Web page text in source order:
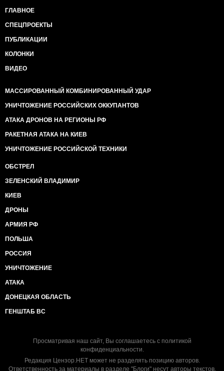
ГЛАВНОЕ
СПЕЦПРОЕКТЫ
ПУБЛИКАЦИИ
КОЛОНКИ
ВИДЕО
МАССИРОВАННЫЙ КОМБИНИРОВАННЫЙ УДАР
УНИЧТОЖЕНИЕ РОССИЙСКИХ ОККУПАНТОВ
АТАКА ДРОНОВ НА РЕГИОНЫ РФ
РАКЕТНАЯ АТАКА НА КИЕВ
УНИЧТОЖЕНИЕ РОССИЙСКОЙ ТЕХНИКИ
ОБСТРЕЛ
ЗЕЛЕНСКИЙ ВЛАДИМИР
КИЕВ
ДРОНЫ
АРМИЯ РФ
ПОЛЬША
РОССИЯ
УНИЧТОЖЕНИЕ
АТАКА
ДОНЕЦКАЯ ОБЛАСТЬ
ГЕНШТАБ ВС
Просматривая наш сайт, Вы соглашаетесь с политикой
конфиденциальности.
Редакция Цензор.НЕТ может не разделять позицию авторов.
Ответственность за материалы в разделе "Блоги" несут авторы текстов.